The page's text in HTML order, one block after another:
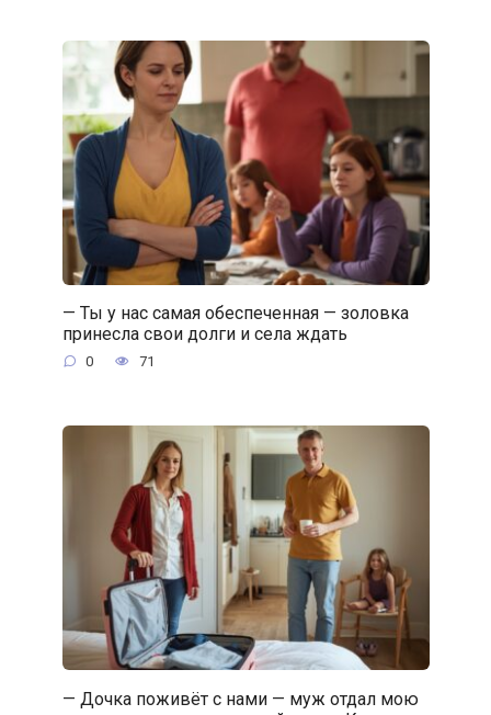
— Ты у нас самая обеспеченная — золовка
принесла свои долги и села ждать
0 71
— Дочка поживёт с нами — муж отдал мою